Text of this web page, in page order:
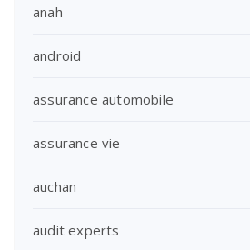
anah
android
assurance automobile
assurance vie
auchan
audit experts